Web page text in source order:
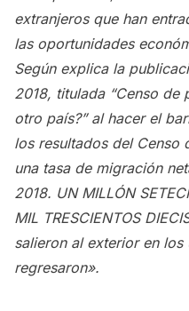
extranjeros que han
las oportunidades
Según explica la
2018, titulada “Censo de
otro país?” al hacer el
los resultados del Censo
una tasa de migración
2018. UN MILLÓN
MIL TRESCIENTOS
salieron al exterior en
regresaron».